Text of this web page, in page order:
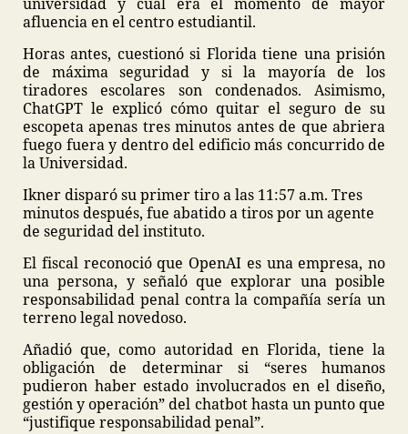
afluencia en el centro estudiantil.
Horas antes, cuestionó si Florida tiene una prisión
de máxima seguridad y si la mayoría de los
tiradores escolares son condenados. Asimismo,
ChatGPT le explicó cómo quitar el seguro de su
escopeta apenas tres minutos antes de que abriera
fuego fuera y dentro del edificio más concurrido de
la Universidad.
Ikner disparó su primer tiro a las 11:57 a.m. Tres
minutos después, fue abatido a tiros por un agente
de seguridad del instituto.
El fiscal reconoció que OpenAI es una empresa, no
una persona, y señaló que explorar una posible
responsabilidad penal contra la compañía sería un
terreno legal novedoso.
Añadió que, como autoridad en Florida, tiene la
obligación de determinar si “seres humanos
pudieron haber estado involucrados en el diseño,
gestión y operación” del chatbot hasta un punto que
“justifique responsabilidad penal”.